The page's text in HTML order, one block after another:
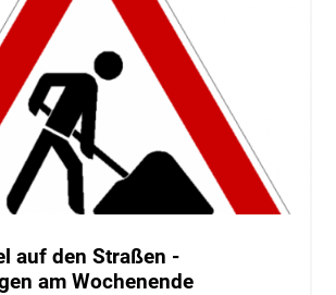
auf den Straßen -
am Wochenende